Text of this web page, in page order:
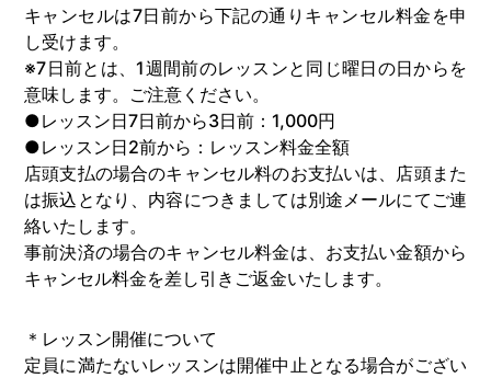
キャンセルは7日前から下記の通りキャンセル料金を申
し受けます。
※7日前とは、1週間前のレッスンと同じ曜日の日からを
意味します。ご注意ください。
●レッスン日7日前から3日前：1,000円
●レッスン日2前から：レッスン料金全額
店頭支払の場合のキャンセル料のお支払いは、店頭また
は振込となり、内容につきましては別途メールにてご連
絡いたします。
事前決済の場合のキャンセル料金は、お支払い金額から
キャンセル料金を差し引きご返金いたします。
＊レッスン開催について
定員に満たないレッスンは開催中止となる場合がござい